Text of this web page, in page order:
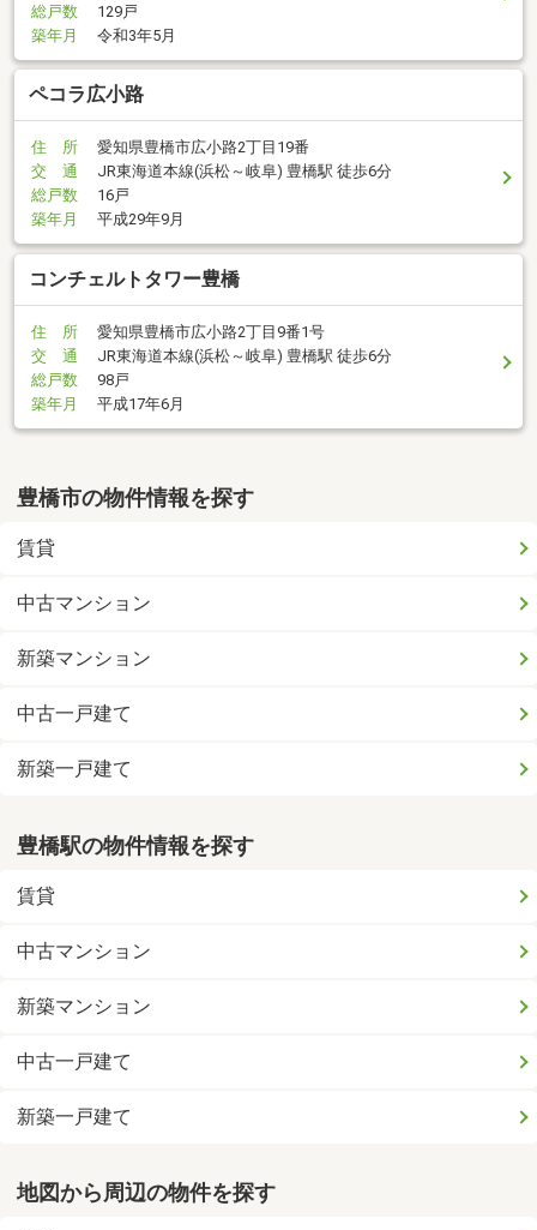
総戸数
129戸
築年月
令和3年5月
ペコラ広小路
住 所
愛知県豊橋市広小路2丁目19番
交 通
JR東海道本線(浜松～岐阜) 豊橋駅 徒歩6分
総戸数
16戸
築年月
平成29年9月
コンチェルトタワー豊橋
住 所
愛知県豊橋市広小路2丁目9番1号
交 通
JR東海道本線(浜松～岐阜) 豊橋駅 徒歩6分
総戸数
98戸
築年月
平成17年6月
豊橋市の物件情報を探す
賃貸
中古マンション
新築マンション
中古一戸建て
新築一戸建て
豊橋駅の物件情報を探す
賃貸
中古マンション
新築マンション
中古一戸建て
新築一戸建て
地図から周辺の物件を探す